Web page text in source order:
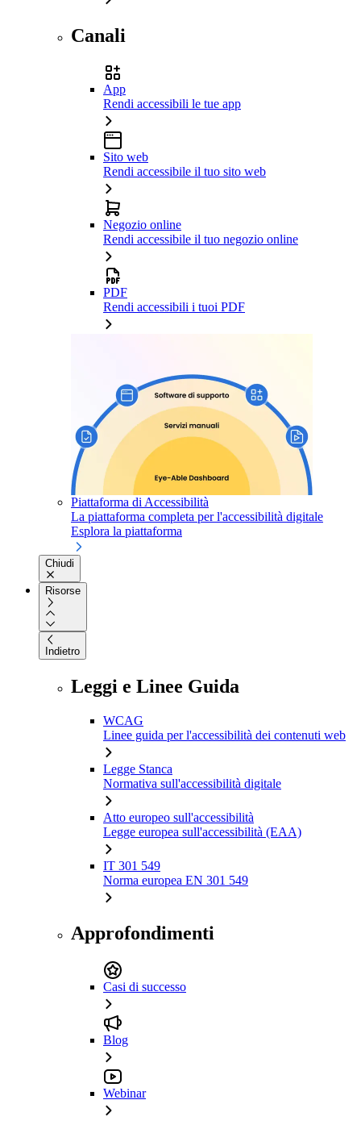
Canali
App
Rendi accessibili le tue app
Sito web
Rendi accessibile il tuo sito web
Negozio online
Rendi accessibile il tuo negozio online
PDF
Rendi accessibili i tuoi PDF
Piattaforma di Accessibilità
La piattaforma completa per l'accessibilità digitale
Esplora la piattaforma
Chiudi
Risorse
Indietro
Leggi e Linee Guida
WCAG
Linee guida per l'accessibilità dei contenuti web
Legge Stanca
Normativa sull'accessibilità digitale
Atto europeo sull'accessibilità
Legge europea sull'accessibilità (EAA)
IT 301 549
Norma europea EN 301 549
Approfondimenti
Casi di successo
Blog
Webinar